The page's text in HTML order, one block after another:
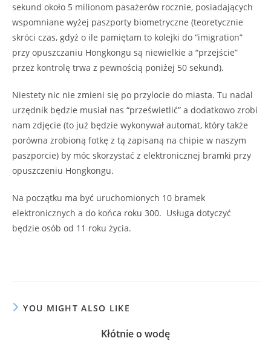
sekund około 5 milionom pasażerów rocznie, posiadających
wspomniane wyżej paszporty biometryczne (teoretycznie
skróci czas, gdyż o ile pamiętam to kolejki do “imigration”
przy opuszczaniu Hongkongu są niewielkie a “przejście”
przez kontrolę trwa z pewnością poniżej 50 sekund).
Niestety nic nie zmieni się po przylocie do miasta. Tu nadal
urzędnik będzie musiał nas “prześwietlić” a dodatkowo zrobi
nam zdjęcie (to już będzie wykonywał automat, który także
porówna zrobioną fotkę z tą zapisaną na chipie w naszym
paszporcie) by móc skorzystać z elektronicznej bramki przy
opuszczeniu Hongkongu.
Na początku ma być uruchomionych 10 bramek
elektronicznych a do końca roku 300. Usługa dotyczyć
będzie osób od 11 roku życia.
YOU MIGHT ALSO LIKE
Kłótnie o wodę